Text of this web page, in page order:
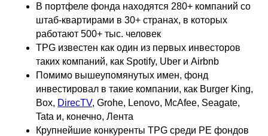
В портфеле фонда находятся 280+ компаний со
штаб-квартирами в 30+ странах, в которых
работают 500+ тыс. человек
TPG известен как один из первых инвесторов
таких компаний, как Spotify, Uber и Airbnb
Помимо вышеупомянутых имен, фонд
инвестировал в такие компании, как Burger King,
Box, DirecTV, Grohe, Lenovo, McAfee, Seagate,
Tata и, конечно, Лента
Крупнейшие конкуренты TPG среди PE фондов